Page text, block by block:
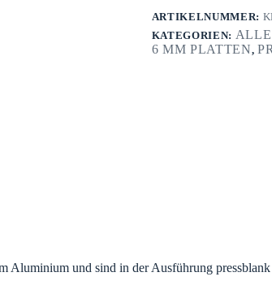
ARTIKELNUMMER:
KATEGORIEN:
6 MM PLATTEN,
Aluminium und sind in der Ausführung